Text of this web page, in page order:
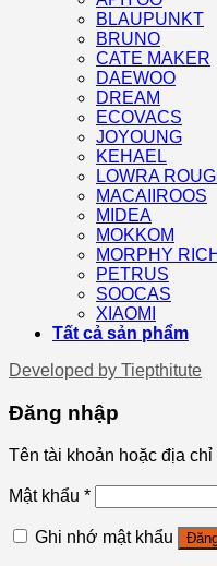
BLAUPUNKT
BRUNO
CATE MAKER
DAEWOO
DREAM
ECOVACS
JOYOUNG
KEHAEL
LOWRA
MACAIIROOS
MIDEA
MOKKOM
MORPHY
PETRUS
SOOCAS
XIAOMI
Tất cả sản phẩm
Developed by Tiepthitute
Đăng nhập
Tên tài khoản hoặc địa chỉ
Mật khẩu *
Ghi nhớ mật khẩu